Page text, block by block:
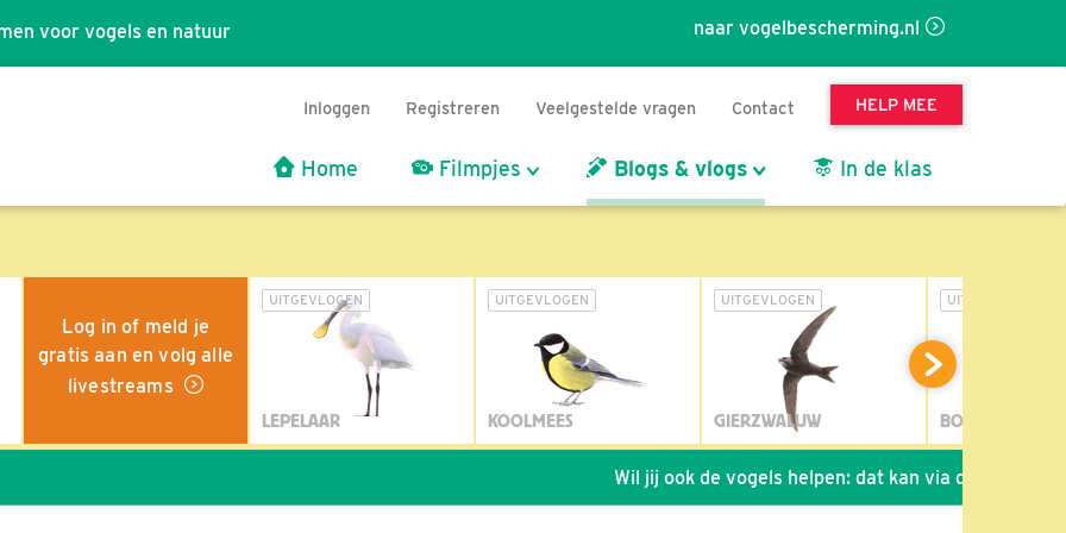
naar vogelbescherming.nl
voor vogels en natuur
Inloggen Registreren Veelgestelde vragen Contact HELP MEE
Home Filmpjes Blogs & vlogs In de klas
Log in of meld je
gratis aan en volg alle
livestreams
UITGEVLOGEN
LEPELAAR
UITGEVLOGEN
KOOLMEES
UITGEVLOGEN
GIERZWALUW
UITGEVLOGEN
BOSUIL
Wil jij ook de vogels helpen: dat kan via de link!